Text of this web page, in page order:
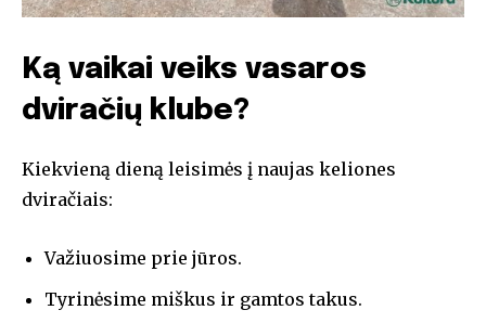
Ką vaikai veiks vasaros
dviračių klube?
Kiekvieną dieną leisimės į naujas keliones
dviračiais:
Važiuosime prie jūros.
Tyrinėsime miškus ir gamtos takus.